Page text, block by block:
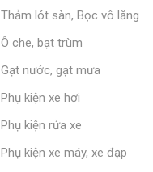
Thảm lót sàn, Bọc vô lăng
Ô che, bạt trùm
Gạt nước, gạt mưa
Phụ kiện xe hơi
Phụ kiện rửa xe
Phụ kiện xe máy, xe đạp